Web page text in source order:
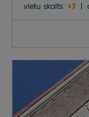
vietu skaits: >7